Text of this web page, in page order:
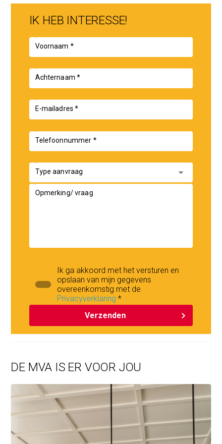
Parkeergelegenheid voor de deur van het complex.
IK HEB INTERESSE!
Voornaam *
Achternaam *
E-mailadres *
Telefoonnummer *
Type aanvraag arrow_drop_down
Opmerking/ vraag
Ik ga akkoord met het versturen en
opslaan van mijn gegevens
overeenkomstig met de
Privacyverklaring *
Verzenden
DE MVA IS ER VOOR JOU